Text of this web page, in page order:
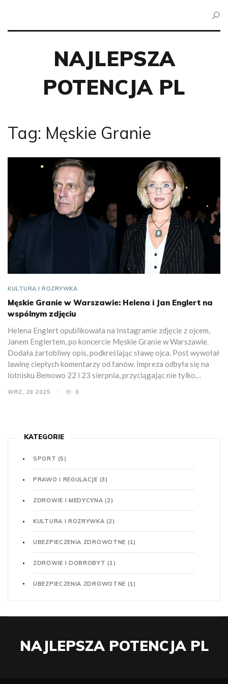
NAJLEPSZA
POTENCJA PL
Tag: Męskie Granie
KULTURA I ROZRYWKA
Męskie Granie w Warszawie: Helena i Jan Englert na
wspólnym zdjęciu
Helena Englert opublikowała na Instagramie zdjęcie z ojcem,
Janem Englertem, po koncercie Męskie Granie w Warszawie.
Dodała żartobliwy opis, podkreślając sławę ojca. Post wywołał
lawinę ciepłych komentarzy od fanów. Impreza odbyła się na
lotnisku Bemowo 22 i 23 sierpnia, przyciągając nie tylko
WRZ, 28 2025 0
KATEGORIE
SPORT(5)
PRAWO I REGULACJE (3)
ZDROWIE I MEDYCYNA(2)
KULTURA I ROZRYWKA(2)
UBEZPIECZENIA ZDROWOTNE (1)
ZDROWIE I DOBROBYT(1)
UBEZPIECZENIA ZDROWOTNE (1)
NAJLEPSZA POTENCJA PL